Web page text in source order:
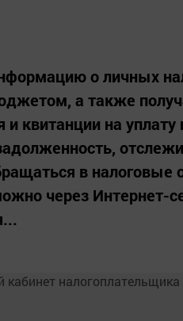
о личных
а также
квитанции на
в налоговые
через Интернет-